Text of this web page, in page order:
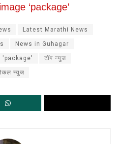
‘package’
Latest Marathi News
News in Guhagar
'package' टॉप न्युज
न्युज